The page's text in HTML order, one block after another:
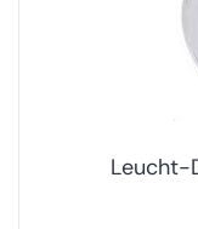
Leucht-